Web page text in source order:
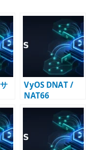
レ
VyOS DNAT /
NAT66
destination 設
定 – 公開サービ
スへの転送と
Firewall